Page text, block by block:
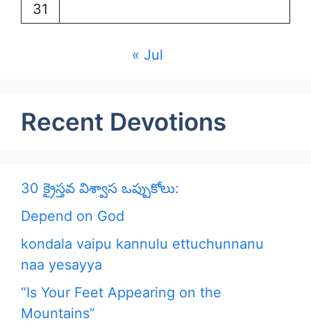
31
« Jul
Recent Devotions
30 క్రైస్తవ విశ్వాస ఒప్పుకోలు:
Depend on God
kondala vaipu kannulu ettuchunnanu
naa yesayya
“Is Your Feet Appearing on the
Mountains”